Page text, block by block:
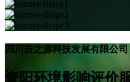
四川吉之源科技发展有限公司
资阳环境影响评价